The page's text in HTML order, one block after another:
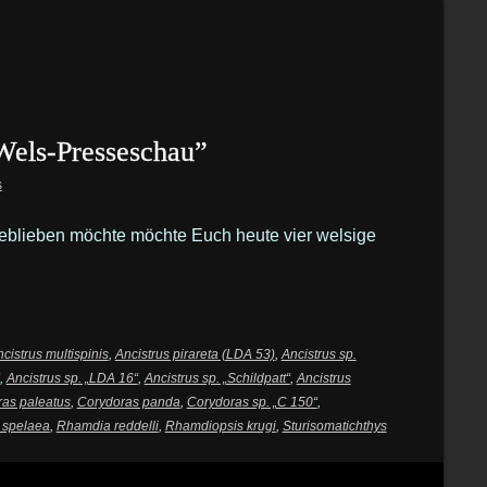
Presseschau”
möchte möchte Euch heute vier welsige
multispinis,Ancistrus pirareta (LDA 53),Ancistrus sp.
,Ancistrus sp. „LDA 16“,Ancistrus sp. „Schildpatt“,Ancistrus
paleatus, Corydoras panda, Corydoras sp. „C 150“,
, Rhamdia reddelli, Rhamdiopsis krugi, Sturisomatichthys